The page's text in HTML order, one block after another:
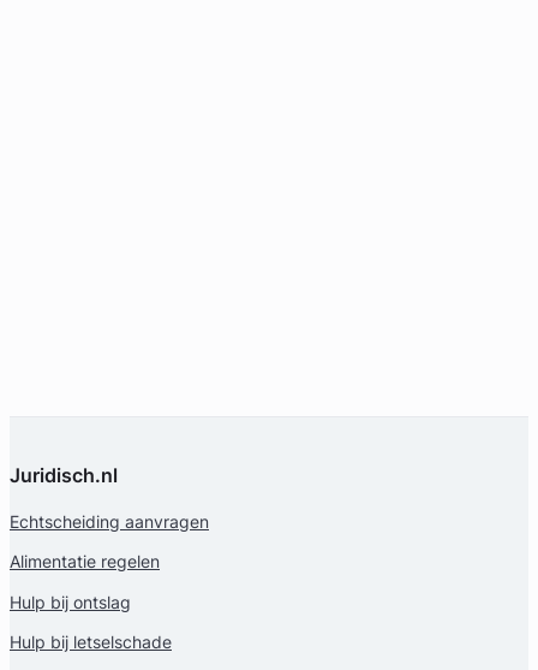
Juridisch.nl
Echtscheiding aanvragen
Alimentatie regelen
Hulp bij ontslag
Hulp bij letselschade